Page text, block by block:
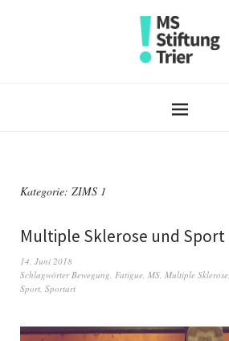
Kategorie: ZIMS 1
Multiple Sklerose und Sport
14. Juni 2018
Schlagwörter Bewegung Fatigue MS Multiple Sklerose
Sport Sportart